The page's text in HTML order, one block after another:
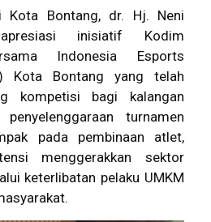
Kota Bontang, dr. Hj. Neni
inisiatif Kodim
Indonesia Esports
Kota Bontang yang telah
kompetisi bagi kalangan
turnamen
pada pembinaan atlet,
menggerakkan sektor
keterlibatan pelaku UMKM